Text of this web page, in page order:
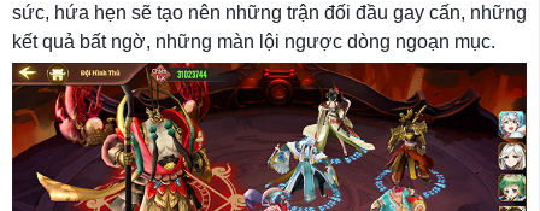
sức, hứa hẹn sẽ tạo nên những trận đối đầu gay cấn, những
kết quả bất ngờ, những màn lội ngược dòng ngoạn mục.